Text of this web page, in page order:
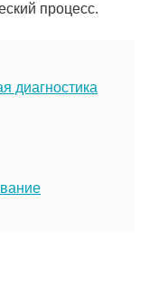
процесс.
диагностика